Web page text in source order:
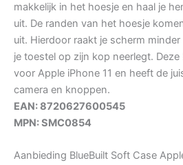
makkelijk in het hoesje en haal je
uit. De randen van het hoesje
uit. Hierdoor raakt je scherm
je toestel op zijn kop neerlegt.
voor Apple iPhone 11 en heeft de
camera en knoppen.
EAN: 8720627600545
MPN: SMC0854
Aanbieding BlueBuilt Soft Case